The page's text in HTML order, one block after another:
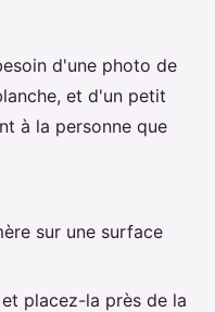
d'une photo de
et d'un petit
à la personne que
sur une surface
placez-la près de la